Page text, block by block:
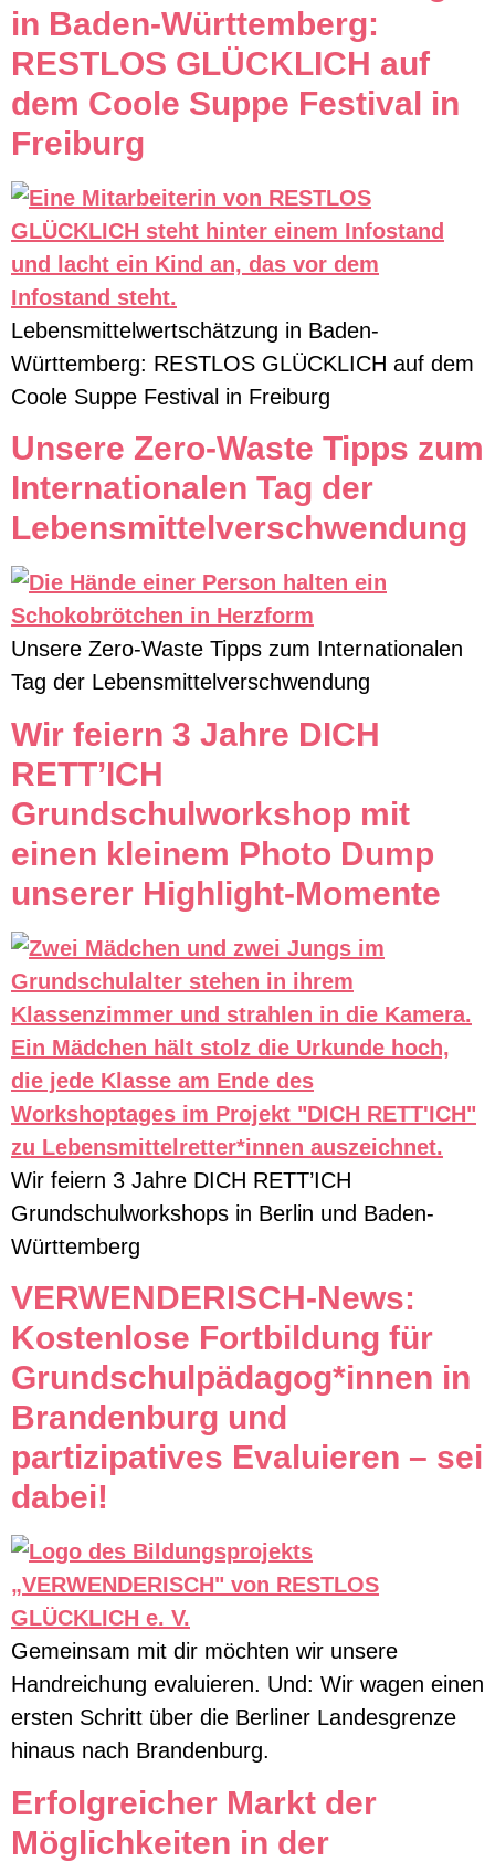
in Baden-Württemberg:
RESTLOS GLÜCKLICH auf
dem Coole Suppe Festival in
Freiburg
Lebensmittelwertschätzung in Baden-
Württemberg: RESTLOS GLÜCKLICH auf dem
Coole Suppe Festival in Freiburg
Unsere Zero-Waste Tipps zum
Internationalen Tag der
Lebensmittelverschwendung
Unsere Zero-Waste Tipps zum Internationalen
Tag der Lebensmittelverschwendung
Wir feiern 3 Jahre DICH
RETT’ICH
Grundschulworkshop mit
einen kleinem Photo Dump
unserer Highlight-Momente
Wir feiern 3 Jahre DICH RETT’ICH
Grundschulworkshops in Berlin und Baden-
Württemberg
VERWENDERISCH-News:
Kostenlose Fortbildung für
Grundschulpädagog*innen in
Brandenburg und
partizipatives Evaluieren – sei
dabei!
Gemeinsam mit dir möchten wir unsere
Handreichung evaluieren. Und: Wir wagen einen
ersten Schritt über die Berliner Landesgrenze
hinaus nach Brandenburg.
Erfolgreicher Markt der
Möglichkeiten in der